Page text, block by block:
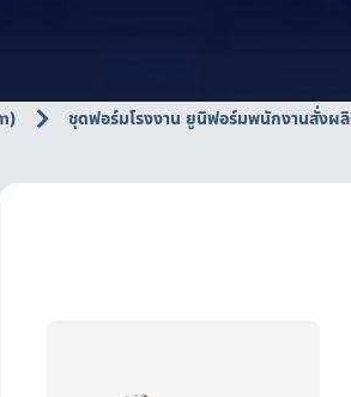
ชุดฟอร์มโรงงาน ยูนิฟอร์มพนักงานสั่งผ